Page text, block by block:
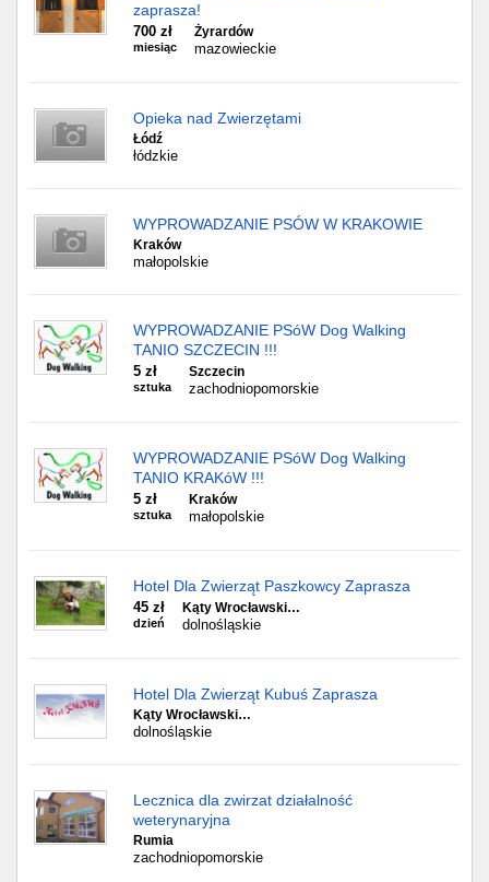
zaprasza!
700 zł
miesiąc
Żyrardów
mazowieckie
Opieka nad Zwierzętami
Łódź
łódzkie
WYPROWADZANIE PSÓW W KRAKOWIE
Kraków
małopolskie
WYPROWADZANIE PSóW Dog Walking
TANIO SZCZECIN !!!
5 zł
sztuka
Szczecin
zachodniopomorskie
WYPROWADZANIE PSóW Dog Walking
TANIO KRAKóW !!!
5 zł
sztuka
Kraków
małopolskie
Hotel Dla Zwierząt Paszkowcy Zaprasza
45 zł
dzień
Kąty Wrocławski…
dolnośląskie
Hotel Dla Zwierząt Kubuś Zaprasza
Kąty Wrocławski…
dolnośląskie
Lecznica dla zwirzat działalność
weterynaryjna
Rumia
zachodniopomorskie